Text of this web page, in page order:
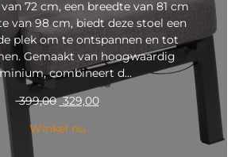
72 cm, een breedte van 81 cm
van 98 cm, biedt deze stoel een
plek om te ontspannen en tot
Gemaakt van hoogwaardig
combineert d…
399,00 329,00
Winkel nu